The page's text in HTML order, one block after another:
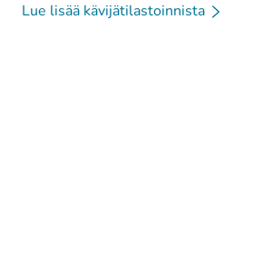
Lue lisää kävijätilastoinnista